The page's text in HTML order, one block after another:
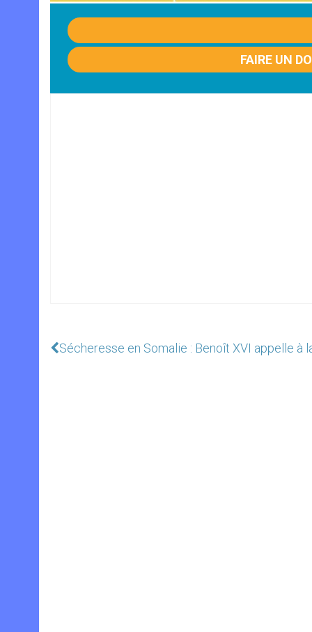
FAIRE UN
Sécheresse en Somalie : Benoît XVI appelle à